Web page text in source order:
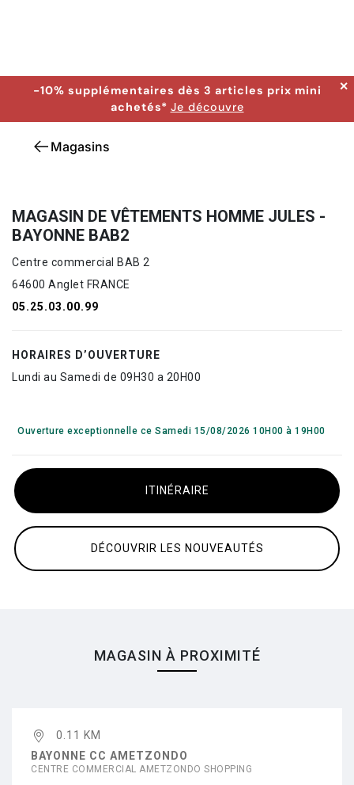
-10% supplémentaires dès 3 articles prix mini
achetés* Je découvre
✕
Magasins
MAGASIN DE VÊTEMENTS HOMME JULES -
BAYONNE BAB2
Centre commercial BAB 2
64600 Anglet FRANCE
05.25.03.00.99
HORAIRES D’OUVERTURE
Lundi au Samedi de 09H30 a 20H00
Ouverture exceptionnelle ce Samedi 15/08/2026 10H00 à 19H00
DÉCOUVRIR LES NOUVEAUTÉS
ITINÉRAIRE
MAGASIN À PROXIMITÉ
0.11 KM
BAYONNE CC AMETZONDO
CENTRE COMMERCIAL AMETZONDO SHOPPING